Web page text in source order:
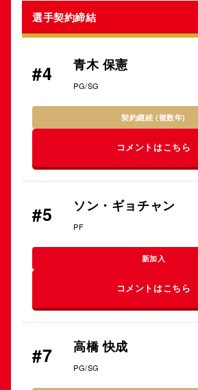
選手契約締結
#4 青木 保憲
PG/SG
契約継続 (複数年)
コメントはこちら
#5 ソン・ギョチャン
PF
新加入
コメントはこちら
#7 高橋 快成
PG/SG